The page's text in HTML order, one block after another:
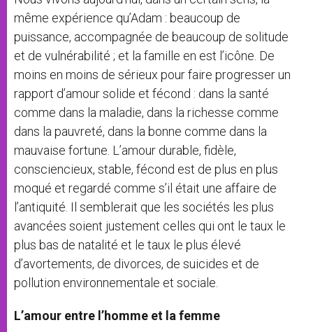
même expérience qu’Adam : beaucoup de
puissance, accompagnée de beaucoup de solitude
et de vulnérabilité ; et la famille en est l’icône. De
moins en moins de sérieux pour faire progresser un
rapport d’amour solide et fécond : dans la santé
comme dans la maladie, dans la richesse comme
dans la pauvreté, dans la bonne comme dans la
mauvaise fortune. L’amour durable, fidèle,
consciencieux, stable, fécond est de plus en plus
moqué et regardé comme s’il était une affaire de
l’antiquité. Il semblerait que les sociétés les plus
avancées soient justement celles qui ont le taux le
plus bas de natalité et le taux le plus élevé
d’avortements, de divorces, de suicides et de
pollution environnementale et sociale.
L’amour entre l’homme et la femme